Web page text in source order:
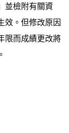
並檢附有關資
效。但修改原因
限而成績更改將